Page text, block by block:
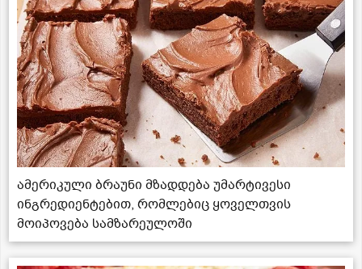
ამერიკული ბრაუნი მზადდება უმარტივესი
ინგრედიენტებით, რომლებიც ყოველთვის
მოიპოვება სამზარეულოში